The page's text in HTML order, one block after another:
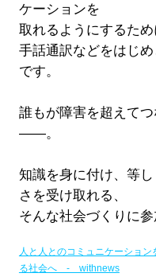
ケーションを
取れるようにするため
手話通訳などをはじ
です。
誰もが障害を超えて
――。
知識を身に付け、等
さを受け取れる、
そんな社会づくりに参
人と人とのコミュニケーショ
る社会へ - withnews